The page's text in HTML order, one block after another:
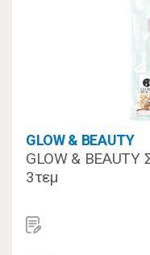
GLOW & BEAUTY
GLOW & BEAUTY
3τεμ